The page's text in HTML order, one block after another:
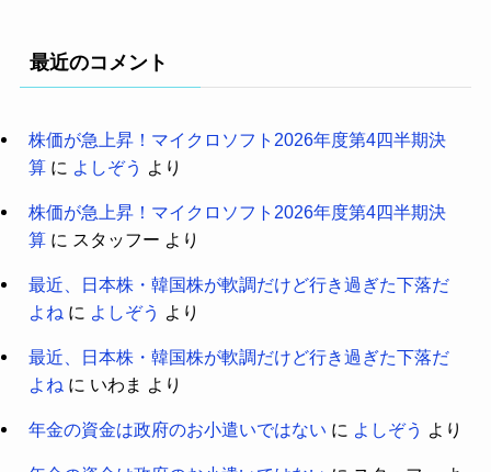
最近のコメント
株価が急上昇！マイクロソフト2026年度第4四半期決
算に よしぞう より
株価が急上昇！マイクロソフト2026年度第4四半期決
算に スタッフー より
最近、日本株・韓国株が軟調だけど行き過ぎた下落だ
よね に よしぞう より
最近、日本株・韓国株が軟調だけど行き過ぎた下落だ
よね に いわま より
年金の資金は政府のお小遣いではない に よしぞう より